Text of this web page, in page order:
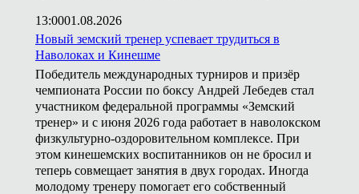
13:0001.08.2026
Новый земский тренер успевает трудиться в
Наволоках и Кинешме
Победитель международных турниров и призёр
чемпионата России по боксу Андрей Лебедев стал
участником федеральной программы «Земский
тренер» и с июня 2026 года работает в наволокском
физкультурно-оздоровительном комплексе. При
этом кинешемских воспитанников он не бросил и
теперь совмещает занятия в двух городах. Иногда
молодому тренеру помогает его собственный